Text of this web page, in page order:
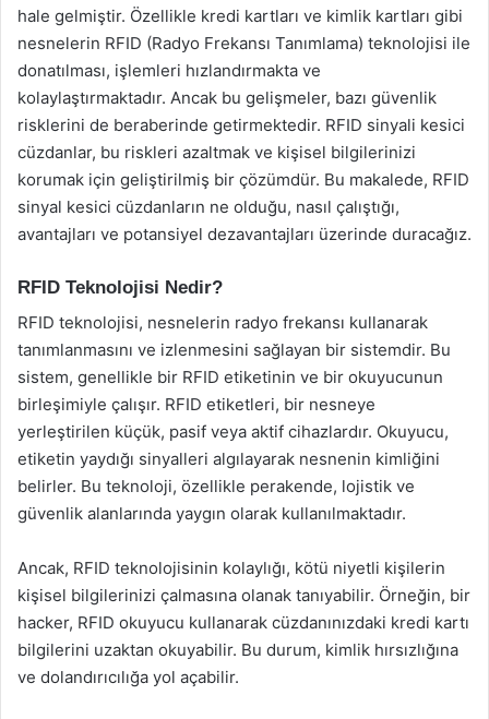
hale gelmiştir. Özellikle kredi kartları ve kimlik kartları gibi
nesnelerin RFID (Radyo Frekansı Tanımlama) teknolojisi ile
donatılması, işlemleri hızlandırmakta ve
kolaylaştırmaktadır. Ancak bu gelişmeler, bazı güvenlik
risklerini de beraberinde getirmektedir. RFID sinyali kesici
cüzdanlar, bu riskleri azaltmak ve kişisel bilgilerinizi
korumak için geliştirilmiş bir çözümdür. Bu makalede, RFID
sinyal kesici cüzdanların ne olduğu, nasıl çalıştığı,
avantajları ve potansiyel dezavantajları üzerinde duracağız.
RFID Teknolojisi Nedir?
RFID teknolojisi, nesnelerin radyo frekansı kullanarak
tanımlanmasını ve izlenmesini sağlayan bir sistemdir. Bu
sistem, genellikle bir RFID etiketinin ve bir okuyucunun
birleşimiyle çalışır. RFID etiketleri, bir nesneye
yerleştirilen küçük, pasif veya aktif cihazlardır. Okuyucu,
etiketin yaydığı sinyalleri algılayarak nesnenin kimliğini
belirler. Bu teknoloji, özellikle perakende, lojistik ve
güvenlik alanlarında yaygın olarak kullanılmaktadır.
Ancak, RFID teknolojisinin kolaylığı, kötü niyetli kişilerin
kişisel bilgilerinizi çalmasına olanak tanıyabilir. Örneğin, bir
hacker, RFID okuyucu kullanarak cüzdanınızdaki kredi kartı
bilgilerini uzaktan okuyabilir. Bu durum, kimlik hırsızlığına
ve dolandırıcılığa yol açabilir.